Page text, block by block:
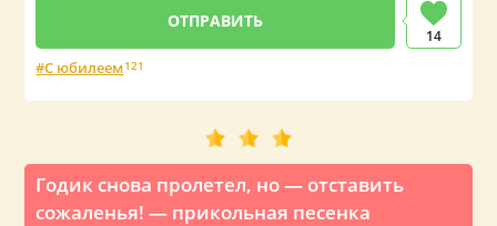
14
С юбилеем121
Годик снова пролетел, но — отставить
сожаленья! — прикольная песенка